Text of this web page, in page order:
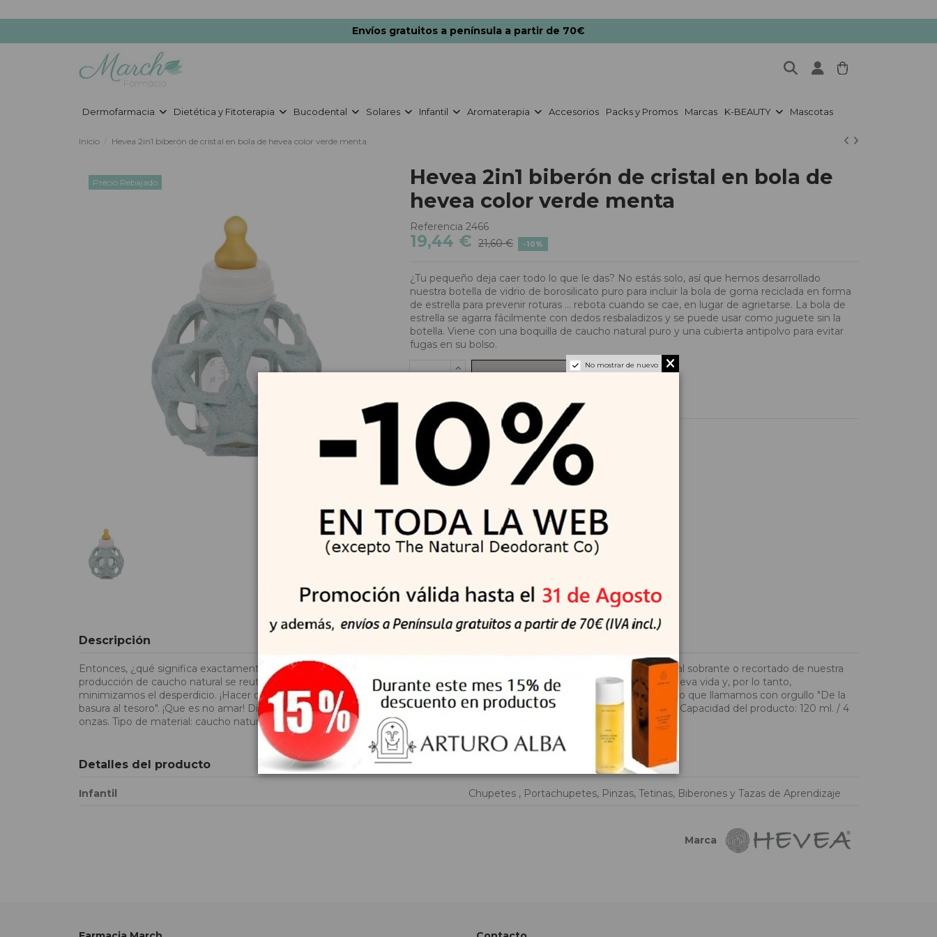
Envíos gratuitos a península a partir de 70€
Dermofarmacia Dietética y Fitoterapia Bucodental Solares Infantil Aromaterapia Accesorios Packs y Promos Marcas K-BEAUTY Mascotas
Inicio Hevea 2in1 biberón de cristal en bola de hevea color verde menta
Precio Rebajado
Hevea 2in1 biberón de cristal en bola de
hevea color verde menta
Referencia 2466
19,44 € 21,60 € -10%
¿Tu pequeño deja caer todo lo que le das? No estás solo, así que hemos desarrollado
nuestra botella de vidrio de borosilicato puro para incluir la bola de goma reciclada en forma
de estrella para prevenir roturas ... rebota cuando se cae, en lugar de agrietarse. La bola de
estrella se agarra fácilmente con dedos resbaladizos y se puede usar como juguete sin la
botella. Viene con una boquilla de caucho natural puro y una cubierta antipolvo para evitar
fugas en su bolso.
Descripción
Entonces, ¿qué significa exactamente que los productos estén hechos de caucho reciclado? Significa que cualquier material sobrante o recortado de nuestra
producción de caucho natural se reutiliza para fabricar nuevos productos reciclados. En lugar de tirar el material, le damos nueva vida y, por lo tanto,
minimizamos el desperdicio. ¡Hacer que nuestra cartera de productos sostenibles existente sea aún más sostenible! Eso es lo que llamamos con orgullo "De la
basura al tesoro". ¡Que es no amar! Dimensiones del paquete: 4.5 x 4 x 9 pulgadas o 11.5 x 10.5 x 22.5 cm (ancho x largo x alto) Capacidad del producto: 120 ml. / 4
onzas. Tipo de material: caucho natural y vidrio de borosilicato País de origen: Malasia y Alemania
Detalles del producto
Infantil Chupetes , Portachupetes, Pinzas, Tetinas, Biberones y Tazas de Aprendizaje
Marca
No mostrar de nuevo